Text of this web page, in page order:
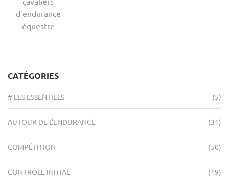
d’endurance
équestre
CATÉGORIES
# LES ESSENTIELS (5)
AUTOUR DE L'ENDURANCE (31)
COMPÉTITION (50)
CONTRÔLE INITIAL (19)